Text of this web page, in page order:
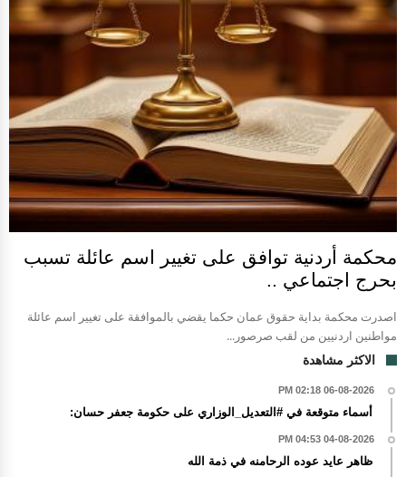
محكمة أردنية توافق على تغيير اسم عائلة تسبب
بحرج اجتماعي ..
اصدرت محكمة بداية حقوق عمان حكما يقضي بالموافقة على تغيير اسم عائلة
مواطنين اردنيين من لقب صرصور...
الاكثر مشاهدة
06-08-2026 02:18 PM
أسماء متوقعة في #التعديل_الوزاري على حكومة جعفر حسان:
04-08-2026 04:53 PM
ظاهر عايد عوده الرحامنه في ذمة الله